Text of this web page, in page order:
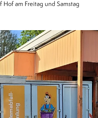
am Freitag und Samstag